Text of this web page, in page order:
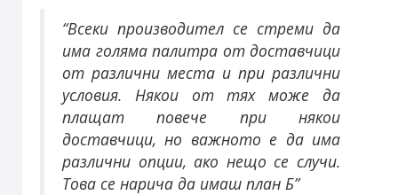
“Всеки производител се стреми да
има голяма палитра от доставчици
от различни места и при различни
условия. Някои от тях може да
плащат повече при някои
доставчици, но важното е да има
различни опции, ако нещо се случи.
Това се нарича да имаш план Б”